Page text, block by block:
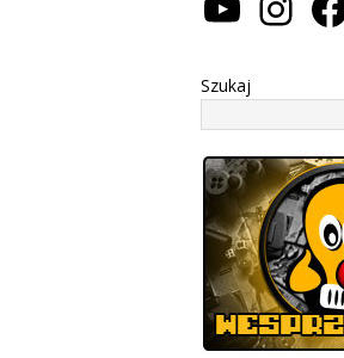
Szukaj